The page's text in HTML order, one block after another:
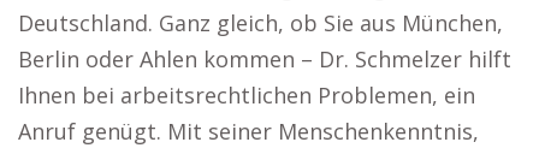
Deutschland. Ganz gleich, ob Sie aus München,
Berlin oder Ahlen kommen – Dr. Schmelzer hilft
Ihnen bei arbeitsrechtlichen Problemen, ein
Anruf genügt. Mit seiner Menschenkenntnis,